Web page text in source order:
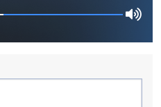
THÀNH PHỐ TRỰC THUỘC
CHỦ VỀ BÁO KHÁNH HÒA